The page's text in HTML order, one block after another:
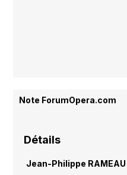
Note ForumOpera.com
Détails
Jean-Philippe RAMEAU